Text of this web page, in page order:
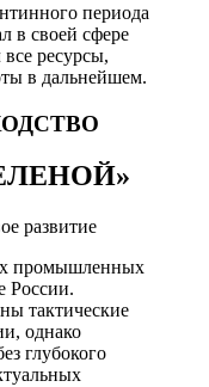
периода
в своей сфере
ресурсы,
в дальнейшем.
развитие
промышленных
России.
тактические
однако
глубокого